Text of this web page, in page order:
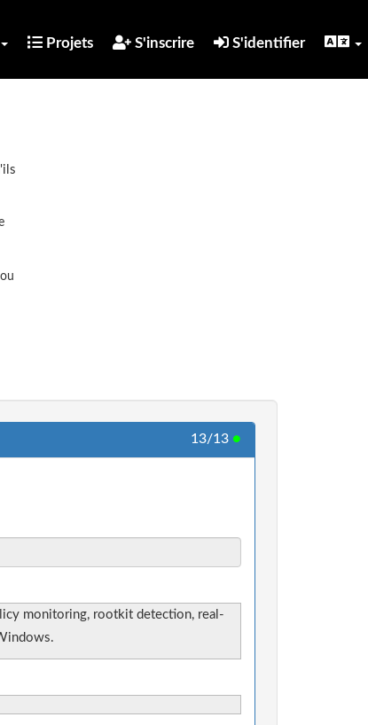
Projets S'inscrire S'identifier
ou
13/13 ●
monitoring, rootkit detection, real-